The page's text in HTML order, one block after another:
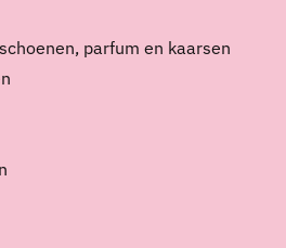
parfum en kaarsen